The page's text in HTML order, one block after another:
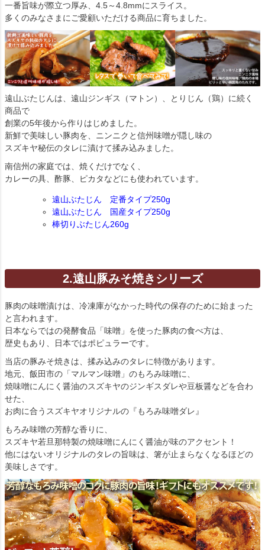
一番旨味が際立つ厚み、4.5～4.8mmにスライス。
多くのみなさまにご愛顧いただける商品に育ちました。
遠山ぶたじんは、遠山ジンギス（マトン）、とりじん（鶏）に続く
商品で
創業の5年後から作りはじめました。
新鮮で美味しい豚肉を、ニンニクと信州味噌が隠し味の
スズキヤ秘伝のタレに漬けて揉み込みました。
南信州の家庭では、焼くだけでなく、
カレーの具、酢豚、ピカタなどにも使われています。
遠山ぶたじん 定番タイプ250g
遠山ぶたじん 国産タイプ250g
棒切りぶたじん260g
2.遠山豚みそ焼きシリーズ
豚肉の味噌漬けは、冷凍庫がなかった時代の保存のために始まった
と言われます。
日本ならではの発酵食品「味噌」を使った豚肉の食べ方は、
歴史もあり、日本ではポピュラーです。
当店の豚みそ焼きは、揉み込みのタレに特徴があります。
地元、飯田市の「マルマン味噌」のもろみ味噌に、
焼味噌にんにく醤油のスズキヤのジンギスダレや豆板醤などを合わ
せた、
お肉に合うスズキヤオリジナルの『もろみ味噌ダレ』
もろみ味噌の芳醇な香りに、
スズキヤ若旦那特製の焼味噌にんにく醤油が味のアクセント！
他にはないオリジナルのタレの旨味は、箸が止まらなくなるほどの
美味しさです。